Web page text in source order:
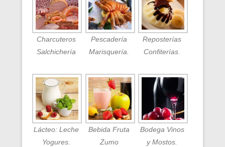
Charcuteros
Salchichería
Pescadería
Marisquería.
Reposterías
Confiterías.
Lácteo: Leche
Yogures.
Bebida Fruta
Zumo
Bodega Vinos
y Mostos.